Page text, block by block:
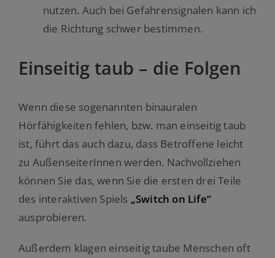
nutzen. Auch bei Gefahrensignalen kann ich
die Richtung schwer bestimmen.
Einseitig taub – die Folgen
Wenn diese sogenannten binauralen
Hörfähigkeiten fehlen, bzw. man einseitig taub
ist, führt das auch dazu, dass Betroffene leicht
zu AußenseiterInnen werden. Nachvollziehen
können Sie das, wenn Sie die ersten drei Teile
des interaktiven Spiels „Switch on Life“
ausprobieren.
Außerdem klagen einseitig taube Menschen oft